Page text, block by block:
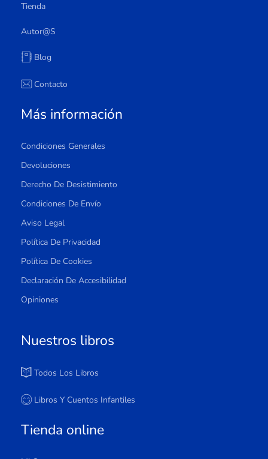
Tienda
Autor@s
Blog
Contacto
Más información
Condiciones Generales
Devoluciones
Derecho De Desistimiento
Condiciones De Envío
Aviso Legal
Política De Privacidad
Política De Cookies
Declaración De Accesibilidad
Opiniones
Nuestros libros
Todos Los Libros
Libros Y Cuentos Infantiles
Tienda online